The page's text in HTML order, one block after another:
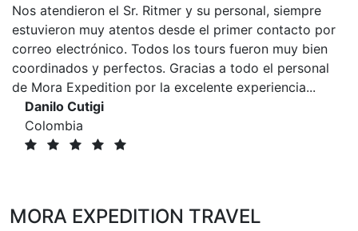
Nos atendieron el Sr. Ritmer y su personal, siempre
estuvieron muy atentos desde el primer contacto por
correo electrónico. Todos los tours fueron muy bien
coordinados y perfectos. Gracias a todo el personal
de Mora Expedition por la excelente experiencia...
Danilo Cutigi
Colombia
MORA EXPEDITION TRAVEL